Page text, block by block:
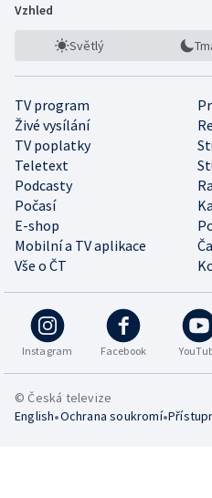
Vzhled
Světlý
TV program
Živé vysílání
TV poplatky
Teletext
Podcasty
Počasí
E-shop
Mobilní a TV aplikace
Vše o ČT
Instagram Facebook
© Česká televize
English•Ochrana soukromí•